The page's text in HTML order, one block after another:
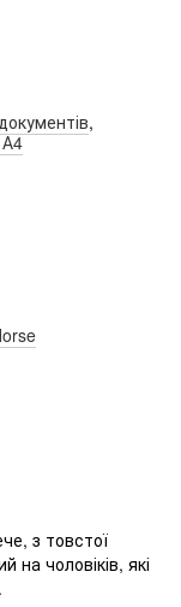
,
з товстої
на чоловіків, які